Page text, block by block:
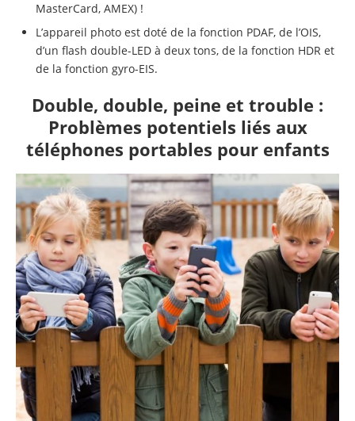
MasterCard, AMEX) !
L’appareil photo est doté de la fonction PDAF, de l’OIS,
d’un flash double-LED à deux tons, de la fonction HDR et
de la fonction gyro-EIS.
Double, double, peine et trouble :
Problèmes potentiels liés aux
téléphones portables pour enfants